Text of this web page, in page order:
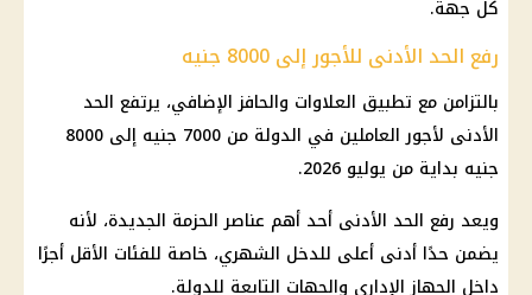
كل جهة.
رفع الحد الأدنى للأجور إلى 8000 جنيه
بالتزامن مع تطبيق العلاوات والحافز الإضافي، يرتفع الحد
الأدنى لأجور العاملين في الدولة من 7000 جنيه إلى 8000
جنيه بداية من يوليو 2026.
ويعد رفع الحد الأدنى أحد أهم عناصر الحزمة الجديدة، لأنه
يضمن حدًا أدنى أعلى للدخل الشهري، خاصة للفئات الأقل أجرًا
داخل الجهاز الإداري والجهات التابعة للدولة.